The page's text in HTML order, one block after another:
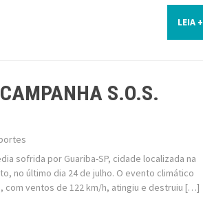
LEIA +
S.O.S.
sofrida por Guariba-SP, cidade localizada na
no último dia 24 de julho. O evento climático
com ventos de 122 km/h, atingiu e destruiu […]